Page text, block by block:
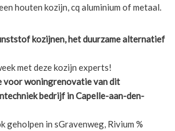
houten kozijn, cq aluminium of metaal.
kozijnen, het duurzame alternatief
met deze kozijn experts!
woningrenovatie van dit
bedrijf in Capelle-aan-den-
geholpen in sGravenweg, Rivium %